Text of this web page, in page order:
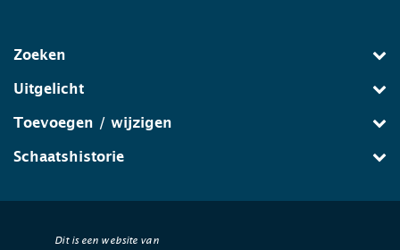
Zoeken
Uitgelicht
Toevoegen / wijzigen
Schaatshistorie
Dit is een website van